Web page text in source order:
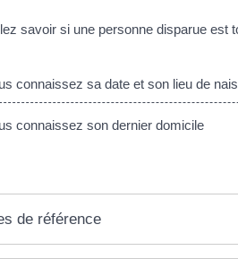
savoir si une personne disparue est
connaissez sa date et son lieu de
connaissez son dernier domicile
de référence